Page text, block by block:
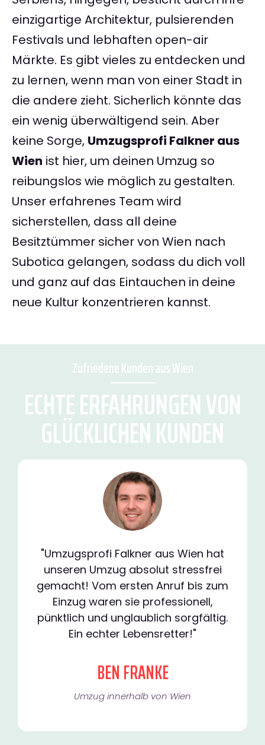
einzigartige Architektur, pulsierenden
Festivals und lebhaften open-air
Märkte. Es gibt vieles zu entdecken und
zu lernen, wenn man von einer Stadt in
die andere zieht. Sicherlich könnte das
ein wenig überwältigend sein. Aber
keine Sorge, Umzugsprofi Falkner aus
Wien ist hier, um deinen Umzug so
reibungslos wie möglich zu gestalten.
Unser erfahrenes Team wird
sicherstellen, dass all deine
Besitztümmer sicher von Wien nach
Subotica gelangen, sodass du dich voll
und ganz auf das Eintauchen in deine
neue Kultur konzentrieren kannst.
Zufriedene Kunden aus Wien
ECHTE ERFAHRUNGEN VON
GLÜCKLICHEN KUNDEN
"Umzugsprofi Falkner aus Wien hat
unseren Umzug absolut stressfrei
gemacht! Vom ersten Anruf bis zum
Einzug waren sie professionell,
pünktlich und unglaublich sorgfältig.
Ein echter Lebensretter!"
BEN FRANKE
Umzug innerhalb von Wien​